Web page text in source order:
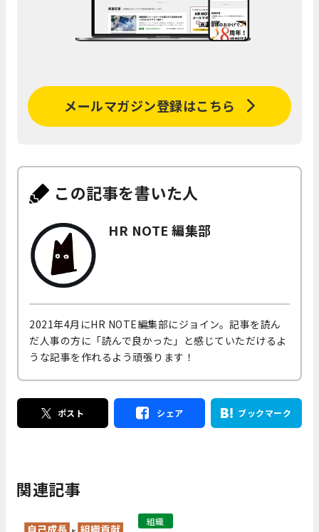
メールマガジン登録はこちら
この記事を書いた人
HR NOTE 編集部
2021年4月にHR NOTE編集部にジョイン。記事を読ん
だ人事の方に「読んで良かった」と感じていただけるよ
うな記事を作れるよう頑張ります！
ポスト シェア ブックマーク
関連記事
組織